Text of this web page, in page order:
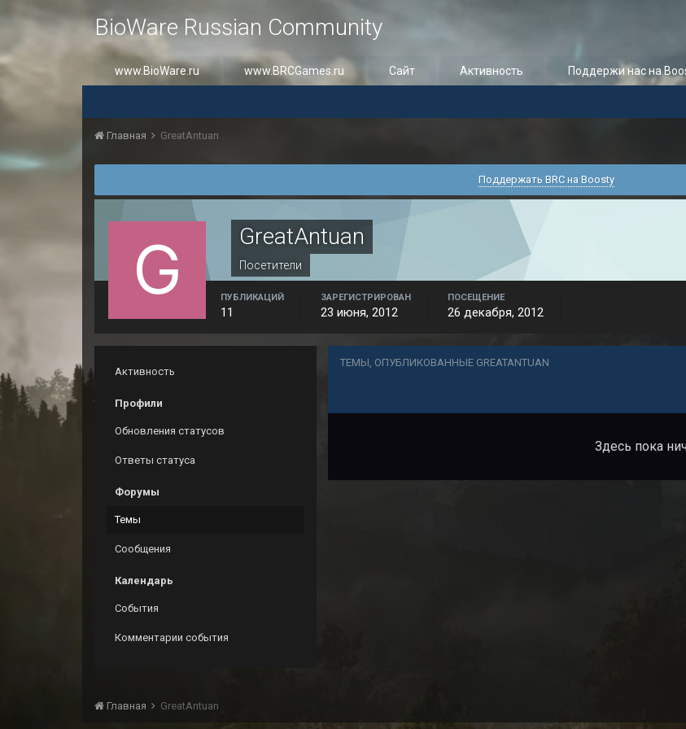
BioWare Russian Community
www.BioWare.ru www.BRCGames.ru Сайт Активность Поддержи нас на
Главная GreatAntuan
Поддержать BRC на Boosty
GreatAntuan
Посетители
ПУБЛИКАЦИЙ
11
ЗАРЕГИСТРИРОВАН
23 июня, 2012
ПОСЕЩЕНИЕ
26 декабря, 2012
Активность
Профили
Обновления статусов
Ответы статуса
Форумы
Темы
Сообщения
Календарь
События
Комментарии события
ТЕМЫ, ОПУБЛИКОВАННЫЕ GREATANTUAN
Здесь пока
Главная GreatAntuan